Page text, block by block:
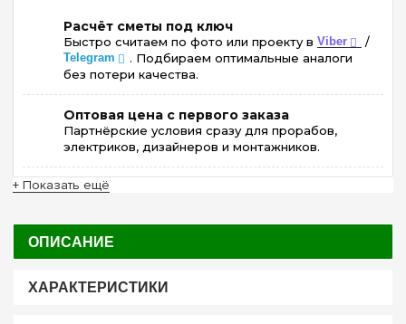
Расчёт сметы под ключ
Быстро считаем по фото или проекту в Viber /
Telegram
. Подбираем оптимальные аналоги
без потери качества.
Оптовая цена с первого заказа
Партнёрские условия сразу для прорабов,
электриков, дизайнеров и монтажников.
+ Показать ещё
ОПИСАНИЕ
ХАРАКТЕРИСТИКИ